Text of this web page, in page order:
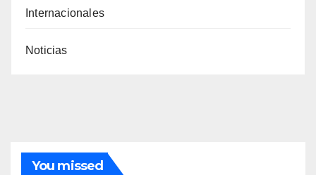
Internacionales
Noticias
You missed